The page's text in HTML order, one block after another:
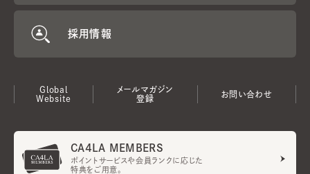
採用情報
Global
Website
メールマガジン
登録
お問い合わせ
CA4LA MEMBERS
ポイントサービスや会員ランクに応じた
特典をご用意。